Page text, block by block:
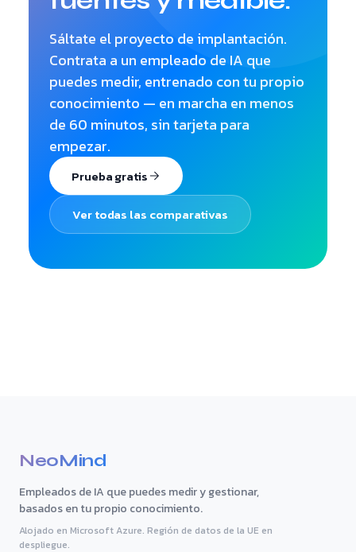
Sáltate el proyecto de implantación.
Contrata a un empleado de IA que
puedes medir, entrenado con tu propio
conocimiento — en marcha en menos
de 60 minutos, sin tarjeta para
empezar.
Prueba gratis
Ver todas las comparativas